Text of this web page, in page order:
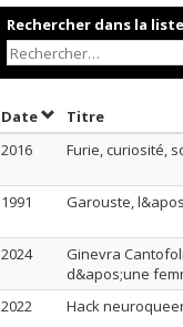
Rechercher dans la liste
DateTrier par date en
Titre
2016
Furie, curiosité,
1991
Garouste,
2024
Ginevra
d&apos;une
2022
Hack